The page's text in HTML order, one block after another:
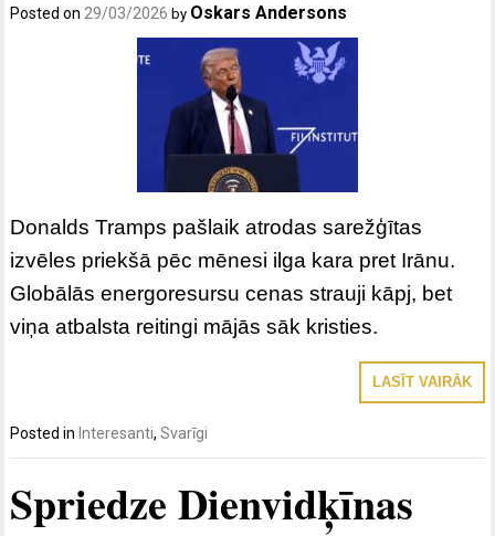
Posted on29/03/2026 by Oskars Andersons
Donalds Tramps pašlaik atrodas sarežģītas
izvēles priekšā pēc mēnesi ilga kara pret Irānu.
Globālās energoresursu cenas strauji kāpj, bet
viņa atbalsta reitingi mājās sāk kristies.
LASĪT VAIRĀK
Posted in Interesanti,Svarīgi
Spriedze Dienvidķīnas